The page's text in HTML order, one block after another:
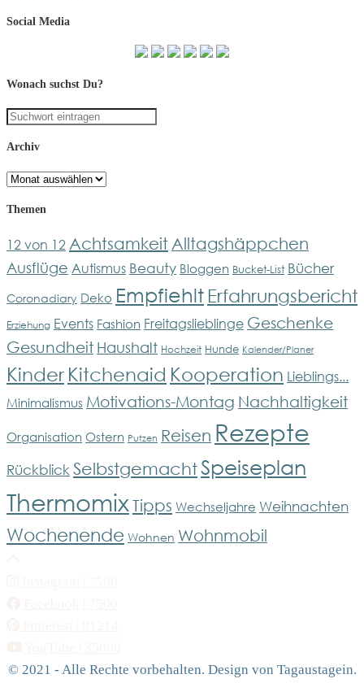
Social Media
Wonach suchst Du?
Archiv
Archiv
Themen
12 von 12 Achtsamkeit Alltagshäppchen
Ausflüge Autismus Beauty Bloggen Bucket-List Bücher
Coronadiary Deko Empfiehlt Erfahrungsbericht
Erziehung Events Fashion Freitagslieblinge Geschenke
Gesundheit Haushalt Hochzeit Hunde Kalender/Planer
Kinder Kitchenaid Kooperation Lieblings...
Minimalismus Motivations-Montag Nachhaltigkeit
Organisation Ostern Putzen Reisen Rezepte
RückblickSelbstgemachtSpeiseplan
Thermomix Tipps Wechseljahre Weihnachten
Wochenende Wohnen Wohnmobil
© 2021 - Alle Rechte vorbehalten. Design von Tagaustagein.